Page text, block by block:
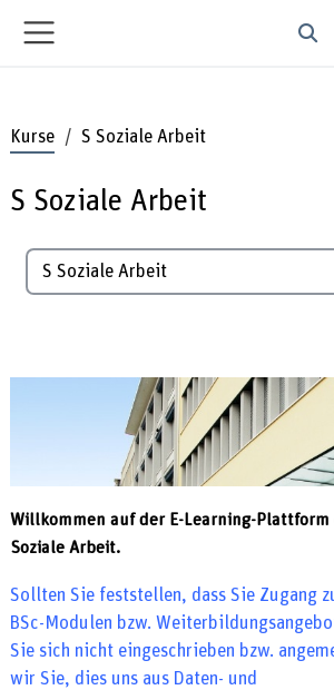
Kurse S Soziale Arbeit
S Soziale Arbeit
Willkommen auf der E-Learning-Plattform
Soziale Arbeit.
Sollten Sie feststellen, dass Sie Zugang
BSc-Modulen bzw.
Sie sich nicht eingeschrieben bzw.
wir Sie, dies uns aus Daten- und